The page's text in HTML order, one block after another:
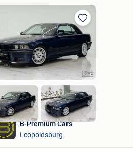
Bewaren
in
Mijn
Favorieten
B-Premium Cars
Leopoldsburg